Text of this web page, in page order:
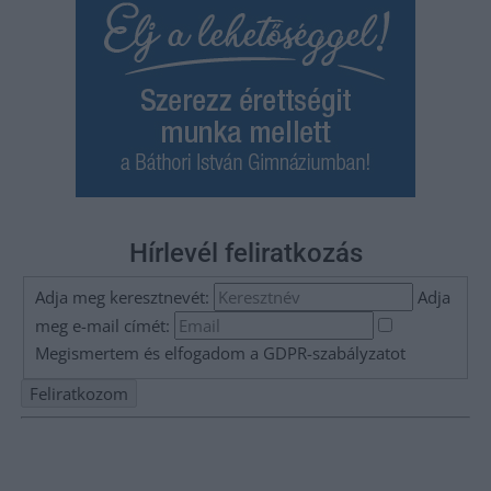
Hírlevél feliratkozás
Adja meg keresztnevét:
Adja
meg e-mail címét:
Megismertem és elfogadom a GDPR-szabályzatot